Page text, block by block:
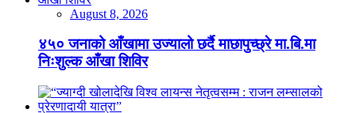
August 8, 2026
४५० जनाको आँखामा उज्यालो छर्दै माछापुच्छ्रे मा.बि.मा
निःशुल्क आँखा शिविर